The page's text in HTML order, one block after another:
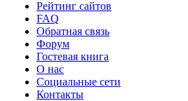
Рейтинг сайтов
FAQ
Обратная связь
Форум
Гостевая книга
О нас
Социальные сети
Контакты